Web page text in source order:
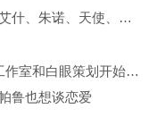
士粉丝们必玩法的
机版游戏中，通过
天使、伊拉锐与D.Va！
和白眼策划开始反噬
鲁也想谈恋爱